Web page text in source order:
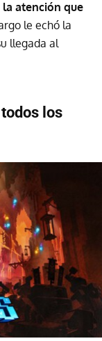
atención que
le echó la
llegada al
los